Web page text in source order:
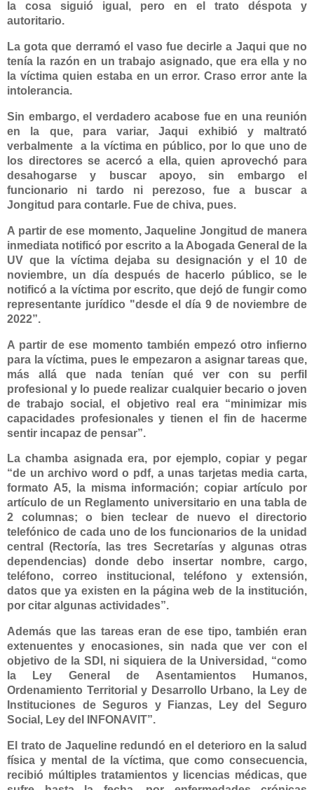
la cosa siguió igual, pero en el trato déspota y
autoritario.
La gota que derramó el vaso fue decirle a Jaqui que no
tenía la razón en un trabajo asignado, que era ella y no
la víctima quien estaba en un error. Craso error ante la
intolerancia.
Sin embargo, el verdadero acabose fue en una reunión
en la que, para variar, Jaqui exhibió y maltrató
verbalmente
a la víctima en público, por lo que uno de
los directores se acercó a ella, quien aprovechó para
desahogarse y buscar apoyo, sin embargo el
funcionario ni tardo ni perezoso, fue a buscar a
Jongitud para contarle. Fue de chiva, pues.
A partir de ese momento,Jaqueline Jongitud de manera
inmediata notificó por escrito a la Abogada General de la
UV que la víctima dejaba su designación y el 10 de
noviembre, un día después de hacerlo público, se le
notificó a la víctima por escrito, que dejó de fungir como
representante jurídico "desde el día 9 de noviembre de
2022”.
A partir de ese momento también empezó otro infierno
para la víctima, pues le empezaron a asignar tareas que,
más allá que nada tenían qué ver con su perfil
profesional y lo puede realizar cualquier becario o joven
de trabajo social, el objetivo real era “minimizar mis
capacidades profesionales y tienen el fin de hacerme
sentir incapaz de pensar”.
La chamba asignada era, por ejemplo, copiar y pegar
“de un archivo word o pdf, a unas tarjetas media carta,
formato A5, la misma información; copiar artículo por
artículo de un Reglamento universitario en una tabla de
2 columnas; o bien teclear de nuevo el directorio
telefónico de cada uno de los funcionarios de la unidad
central (Rectoría, las tres Secretarías y algunas otras
dependencias) donde debo insertar nombre, cargo,
teléfono, correo institucional, teléfono y extensión,
datos que ya existen en la página web de la institución,
por citar algunas actividades”.
Además que las tareas eran de ese tipo, también eran
extenuentes y enocasiones, sin nada que ver con el
objetivo de la SDI, ni siquiera de la Universidad, “como
la Ley General de Asentamientos Humanos,
Ordenamiento Territorial y Desarrollo Urbano, la Ley de
Instituciones de Seguros y Fianzas, Ley del Seguro
Social, Ley del INFONAVIT”.
El trato de Jaqueline redundó en el deterioro en la salud
física y mental de la víctima, que como consecuencia,
recibió múltiples tratamientos y licencias médicas, que